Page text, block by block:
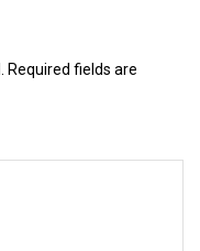
Required fields are